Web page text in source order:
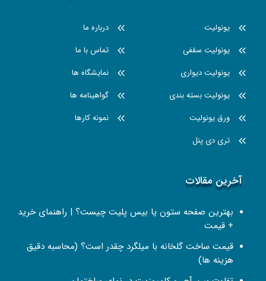
یونولیت
یونولیت سقفی
یونولیت دیواری
یونولیت بسته بندی
ورق یونولیت
تری دی پنل
درباره ما
تماس با ما
نمایشگاه ها
گواهینامه ها
نمونه کارها
آخرین مقالات
بهترین صفحه ستون یا بیس پلیت چیست؟ | راهنمای خرید
+ قیمت
قیمت ساخت گلخانه با میلگرد چقدر است؟ (محاسبه دقیق
هزینه ها)